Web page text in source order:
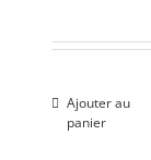
Ajouter au
panier